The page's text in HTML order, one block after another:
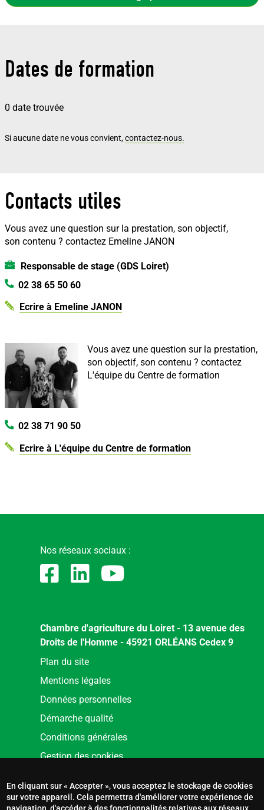
Dates de formation
0 date trouvée
Si aucune date ne vous convient,contactez-nous.
Contacts utiles
Vous avez une question sur la prestation, son objectif,
son contenu ? contactez Emeline JANON
Responsable de stage (GDS Loiret)
02 38 65 50 60
Ecrire à Emeline JANON
Vous avez une question sur la prestation,
son objectif, son contenu ? contactez
L'équipe du Centre de formation
02 38 71 90 50
Ecrire à L'équipe du Centre de formation
Nos réseaux sociaux :
Chambre d'agriculture du Loiret - 13 avenue des
Droits de l'Homme - 45921 ORLÉANS Cedex 9
Menu
Pied
de
page
Plan du site
Mentions légales
Données personnelles
Démarche qualité
Conditions générales
Gestion des cookies
En cliquant sur « Accepter », vous acceptez le stockage de cookies
sur votre appareil. Cela permettra d'améliorer votre expérience de